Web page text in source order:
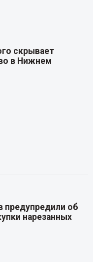
скрывает
в Нижнем
предупредили об
нарезанных